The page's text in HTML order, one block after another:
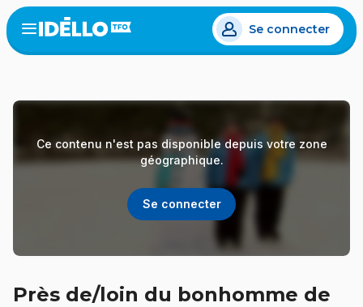
Aller
au
contenu
Open
menu
Se connecter
Ce contenu n'est pas disponible depuis votre zone
géographique.
Se connecter
Près de/loin du bonhomme de